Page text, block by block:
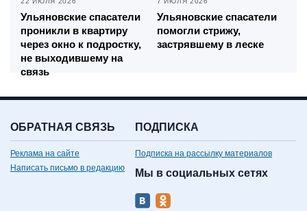
Ульяновские спасатели
проникли в квартиру
через окно к подростку,
не выходившему на
связь
Ульяновские спасатели
помогли стрижу,
застрявшему в леске
ОБРАТНАЯ СВЯЗЬ
Реклама на сайте
Написать письмо в редакцию
ПОДПИСКА
Подписка на рассылку материалов
Мы в социальных сетях